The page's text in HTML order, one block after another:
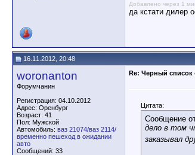
Добавлено через 1
да кстати дилер
16.11.2012, 20:48
woronanton
Форумчанин
Регистрация: 04.10.2012
Адрес: Оренбург
Возраст: 41
Пол: Мужской
Автомобиль: ваз 21074/ваз 2114/
временно пешеход в ожидании
авто
Сообщений: 33
Re: Черный
Цитата:
Сообщение
дело в том
заказывал